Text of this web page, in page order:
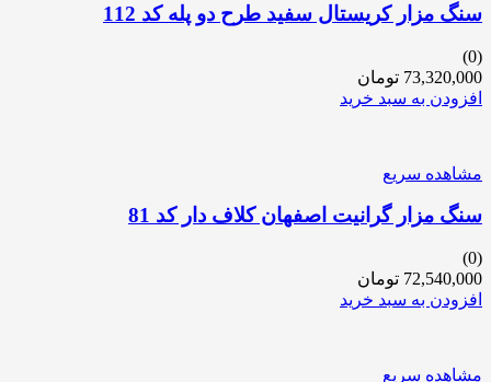
سنگ مزار کریستال سفید طرح دو پله کد 112
(0)
73,320,000 تومان
افزودن به سبد خرید
مشاهده سریع
سنگ مزار گرانیت اصفهان کلاف دار کد 81
(0)
72,540,000 تومان
افزودن به سبد خرید
مشاهده سریع